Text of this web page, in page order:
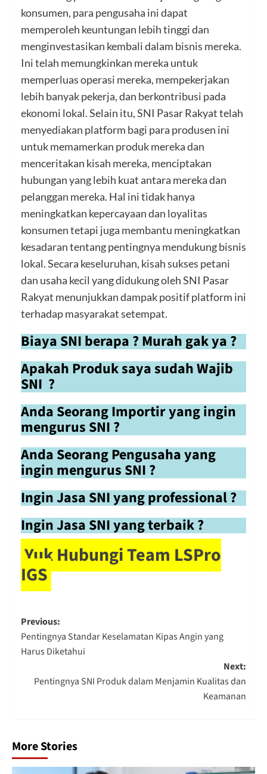
konsumen, para pengusaha ini dapat
memperoleh keuntungan lebih tinggi dan
menginvestasikan kembali dalam bisnis mereka.
Ini telah memungkinkan mereka untuk
memperluas operasi mereka, mempekerjakan
lebih banyak pekerja, dan berkontribusi pada
ekonomi lokal. Selain itu, SNI Pasar Rakyat telah
menyediakan platform bagi para produsen ini
untuk memamerkan produk mereka dan
menceritakan kisah mereka, menciptakan
hubungan yang lebih kuat antara mereka dan
pelanggan mereka. Hal ini tidak hanya
meningkatkan kepercayaan dan loyalitas
konsumen tetapi juga membantu meningkatkan
kesadaran tentang pentingnya mendukung bisnis
lokal. Secara keseluruhan, kisah sukses petani
dan usaha kecil yang didukung oleh SNI Pasar
Rakyat menunjukkan dampak positif platform ini
terhadap masyarakat setempat.
Biaya SNI berapa ? Murah gak ya ?
Apakah Produk saya sudah Wajib
SNI ?
Anda Seorang Importir yang ingin
mengurus SNI ?
Anda Seorang Pengusaha yang
ingin mengurus SNI ?
Ingin Jasa SNI yang professional ?
Ingin Jasa SNI yang terbaik ?
Yuk Hubungi Team LSPro
IGS
Post
navigation
Previous:
Pentingnya Standar Keselamatan Kipas Angin yang
Harus Diketahui
Next:
Pentingnya SNI Produk dalam Menjamin Kualitas dan
Keamanan
More Stories